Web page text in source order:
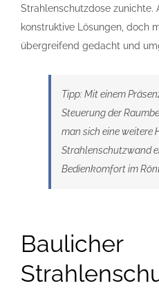
Strahlenschutzdose zunichte.
konstruktive Lösungen, doch
übergreifend gedacht und
Tipp: Mit einem
Steuerung der
man sich eine weitere
Strahlenschutzwand
Bedienkomfort im
Baulicher